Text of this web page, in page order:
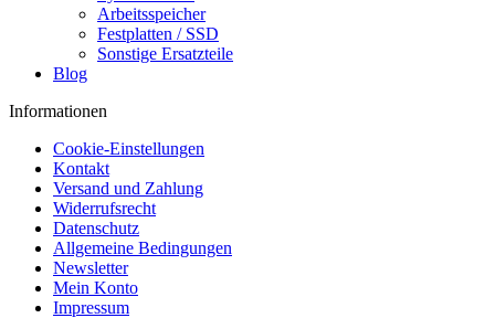
Arbeitsspeicher
Festplatten / SSD
Sonstige Ersatzteile
Blog
Informationen
Cookie-Einstellungen
Kontakt
Versand und Zahlung
Widerrufsrecht
Datenschutz
Allgemeine Bedingungen
Newsletter
Mein Konto
Impressum